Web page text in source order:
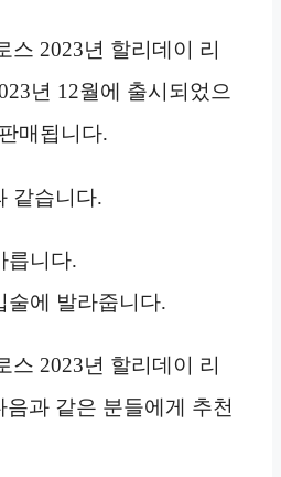
스 2023년 할리데이 리
년 12월에 출시되었으
매됩니다.
같습니다.
릅니다.
술에 발라줍니다.
스 2023년 할리데이 리
과 같은 분들에게 추천